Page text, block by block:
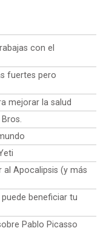
con el
fuertes pero
mejorar la salud
al Apocalipsis (y más
beneficiar tu
Pablo Picasso